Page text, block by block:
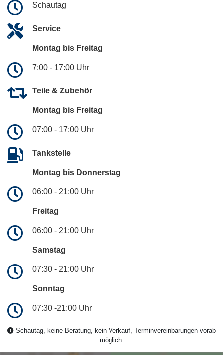
Schautag
Service
Montag bis Freitag
7:00 - 17:00 Uhr
Teile & Zubehör
Montag bis Freitag
07:00 - 17:00 Uhr
Tankstelle
Montag bis Donnerstag
06:00 - 21:00 Uhr
Freitag
06:00 - 21:00 Uhr
Samstag
07:30 - 21:00 Uhr
Sonntag
07:30 -21:00 Uhr
Schautag, keine Beratung, kein Verkauf, Terminvereinbarungen vorab
möglich.